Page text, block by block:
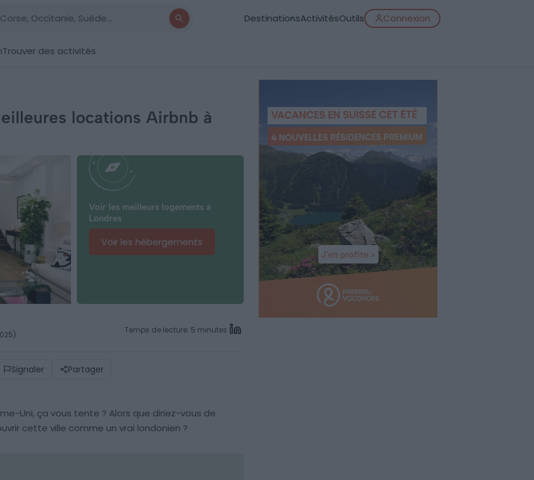
DestinationsActivitésOutils Connexion
Trouver des activités
locations Airbnb à
Voir les meilleurs logements à
Londres
Voir les hébergements
Temps de lecture: 5 minutes
Signaler Partager
Uni, ça vous tente ? Alors que diriez-vous de
cette ville comme un vrai londonien ?